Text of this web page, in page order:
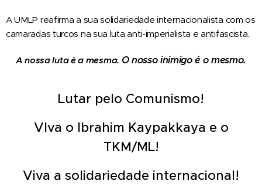
A UMLP reafirma a sua solidariedade internacionalista com os
camaradas turcos na sua luta anti-imperialista e antifascista.
A nossa luta é a mesma. O nosso inimigo é o mesmo.
Lutar pelo Comunismo!
VIva o Ibrahim Kaypakkaya e o
TKM/ML!
Viva a solidariedade internacional!